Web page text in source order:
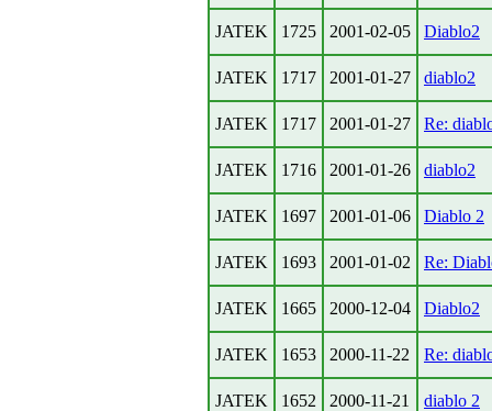
JATEK 1725 2001-02-05 Diablo2
JATEK 1717 2001-01-27 diablo2
JATEK 1717 2001-01-27 Re:
JATEK 1716 2001-01-26 diablo2
JATEK 1697 2001-01-06 Diablo 2
JATEK 1693 2001-01-02 Re:
JATEK 1665 2000-12-04 Diablo2
JATEK 1653 2000-11-22 Re:
JATEK 1652 2000-11-21 diablo 2